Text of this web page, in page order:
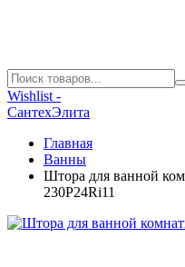
Wishlist -
СантехЭлита
Главная
Ванны
Штора для ванной
230P24Ri11